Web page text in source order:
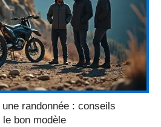
randonnée : conseils
bon modèle